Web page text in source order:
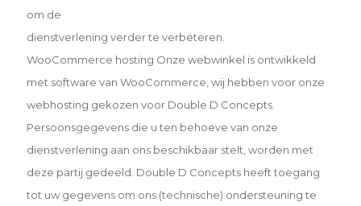
om de
dienstverlening verder te verbeteren.
WooCommerce hosting Onze webwinkel is ontwikkeld
met software van WooCommerce, wij hebben voor onze
webhosting gekozen voor Double D Concepts.
Persoonsgegevens die u ten behoeve van onze
dienstverlening aan ons beschikbaar stelt, worden met
deze partij gedeeld. Double D Concepts heeft toegang
tot uw gegevens om ons (technische) ondersteuning te